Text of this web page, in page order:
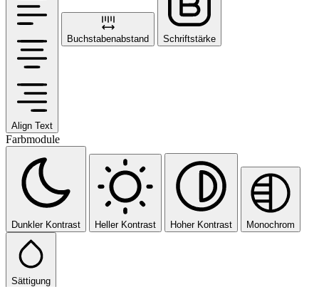
Align Text
Buchstabenabstand Schriftstärke
Farbmodule
Dunkler Kontrast Heller Kontrast Hoher Kontrast Monochrom
Sättigung